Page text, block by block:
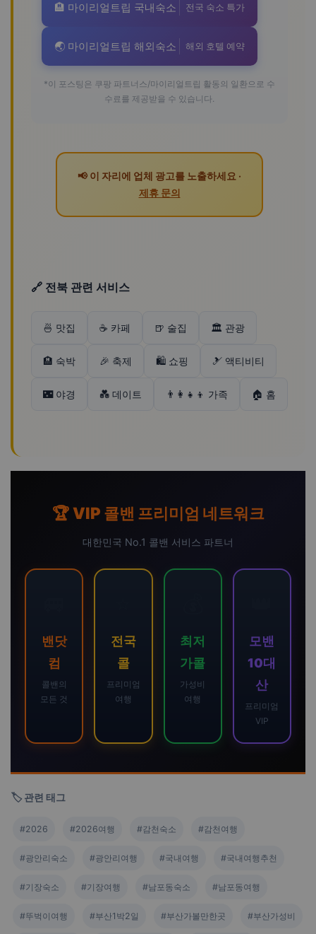
🏨 마이리얼트립 국내숙소 전국 숙소 특가
🌏 마이리얼트립 해외숙소 해외 호텔 예약
*이 포스팅은 쿠팡 파트너스/마이리얼트립 활동의 일환으로 수
수료를 제공받을 수 있습니다.
📢 이 자리에 업체 광고를 노출하세요 ·
제휴 문의
🔗 전북 관련 서비스
🍜 맛집 ☕ 카페 🍺 술집 🏛️ 관광
🏨 숙박 🎉 축제 🛍️ 쇼핑 🎿 액티비티
🌃 야경 💑 데이트 👨‍👩‍👧‍👦 가족 🏠 홈
🏆 VIP 콜밴 프리미엄 네트워크
대한민국 No.1 콜밴 서비스 파트너
밴닷
컴
콜밴의
모든 것
전국
콜
프리미엄
여행
최저
가콜
가성비
여행
모밴
10대
산
프리미엄
VIP
🏷️ 관련 태그
#2026 #2026여행 #감천숙소 #감천여행
#광안리숙소 #광안리여행 #국내여행 #국내여행추천
#기장숙소 #기장여행 #남포동숙소 #남포동여행
#뚜벅이여행 #부산1박2일 #부산가볼만한곳 #부산가성비